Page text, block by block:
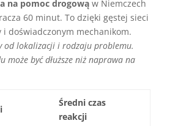
na pomoc drogowąw Niemczech
60 minut. To dzięki gęstej sieci
i doświadczonym mechanikom.
od lokalizacji i rodzaju problemu.
może być dłuższe niż naprawa na
Średni czas
reakcji